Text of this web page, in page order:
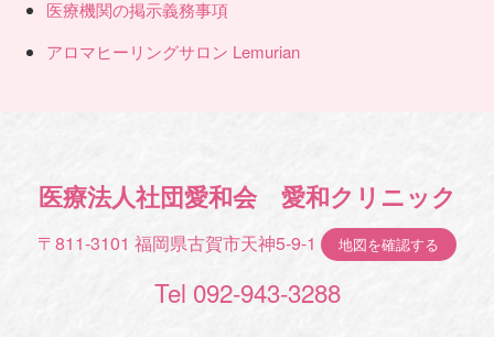
医療機関の掲示義務事項
アロマヒーリングサロン Lemurian
医療法人社団愛和会 愛和クリニック
〒811-3101 福岡県古賀市天神5-9-1 地図を確認する
Tel 092-943-3288